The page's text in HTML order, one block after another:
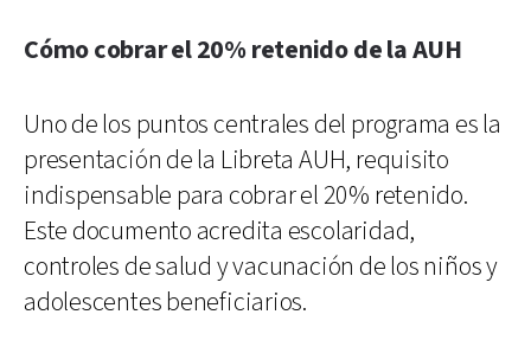
Cómo cobrar el 20% retenido de la AUH
Uno de los puntos centrales del programa es la
presentación de la Libreta AUH, requisito
indispensable para cobrar el 20% retenido.
Este documento acredita escolaridad,
controles de salud y vacunación de los niños y
adolescentes beneficiarios.